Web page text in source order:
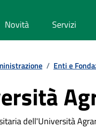
Novità Servizi
/ Enti e
dell'Università